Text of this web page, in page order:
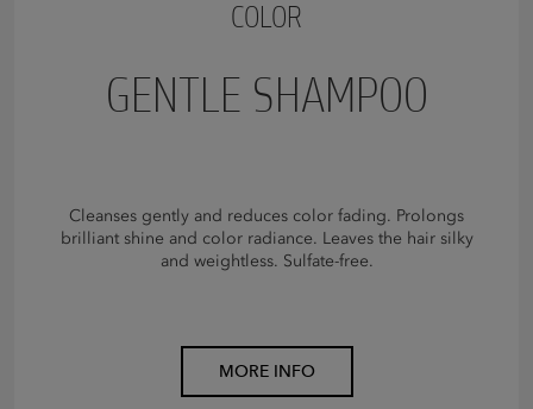
COLOR
GENTLE SHAMPOO
Cleanses gently and reduces color fading. Prolongs
brilliant shine and color radiance. Leaves the hair silky
and weightless. Sulfate-free.
MORE INFO